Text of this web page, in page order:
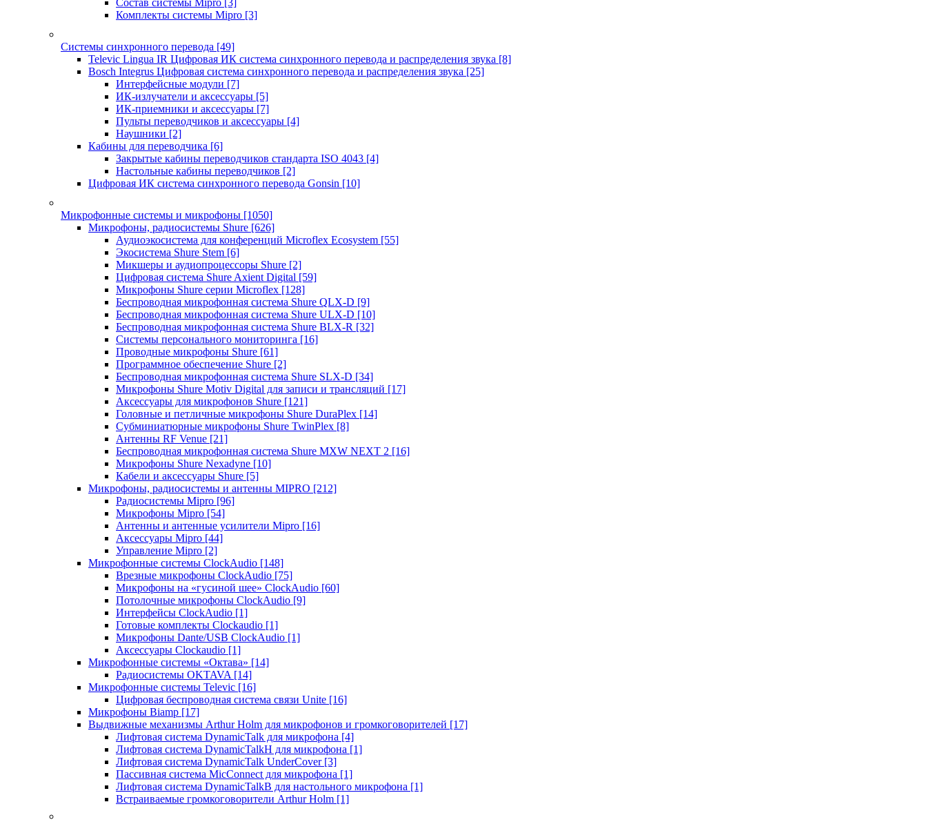
Состав системы Mipro [3]
Комплекты системы Mipro [3]
Системы синхронного перевода [49]
Televic Lingua IR Цифровая ИК система синхронного перевода и распределения звука [8]
Bosch Integrus Цифровая система синхронного перевода и распределения звука [25]
Интерфейсные модули [7]
ИК-излучатели и аксессуары [5]
ИК-приемники и аксессуары [7]
Пульты переводчиков и аксессуары [4]
Наушники [2]
Кабины для переводчика [6]
Закрытые кабины переводчиков стандарта ISO 4043 [4]
Настольные кабины переводчиков [2]
Цифровая ИК система синхронного перевода Gonsin [10]
Микрофонные системы и микрофоны [1050]
Микрофоны, радиосистемы Shure [626]
Аудиоэкосистема для конференций Microflex Ecosystem [55]
Экосистема Shure Stem [6]
Микшеры и аудиопроцессоры Shure [2]
Цифровая система Shure Axient Digital [59]
Микрофоны Shure серии Microflex [128]
Беспроводная микрофонная система Shure QLX-D [9]
Беспроводная микрофонная система Shure ULX-D [10]
Беспроводная микрофонная система Shure BLX-R [32]
Системы персонального мониторинга [16]
Проводные микрофоны Shure [61]
Программное обеспечение Shure [2]
Беспроводная микрофонная система Shure SLX-D [34]
Микрофоны Shure Motiv Digital для записи и трансляций [17]
Аксессуары для микрофонов Shure [121]
Головные и петличные микрофоны Shure DuraPlex [14]
Субминиатюрные микрофоны Shure TwinPlex [8]
Антенны RF Venue [21]
Беспроводная микрофонная система Shure MXW NEXT 2 [16]
Микрофоны Shure Nexadyne [10]
Кабели и аксессуары Shure [5]
Микрофоны, радиосистемы и антенны MIPRO [212]
Радиосистемы Mipro [96]
Микрофоны Mipro [54]
Антенны и антенные усилители Mipro [16]
Аксессуары Mipro [44]
Управление Mipro [2]
Микрофонные системы ClockAudio [148]
Врезные микрофоны ClockAudio [75]
Микрофоны на «гусиной шее» ClockAudio [60]
Потолочные микрофоны ClockAudio [9]
Интерфейсы ClockAudio [1]
Готовые комплекты Clockaudio [1]
Микрофоны Dante/USB ClockAudio [1]
Аксессуары Clockaudio [1]
Микрофонные системы «Октава» [14]
Радиосистемы OKTAVA [14]
Микрофонные системы Televic [16]
Цифровая беспроводная система связи Unite [16]
Микрофоны Biamp [17]
Выдвижные механизмы Arthur Holm для микрофонов и громкоговорителей [17]
Лифтовая система DynamicTalk для микрофона [4]
Лифтовая система DynamicTalkH для микрофона [1]
Лифтовая система DynamicTalk UnderCover [3]
Пассивная система MicConnect для микрофона [1]
Лифтовая система DynamicTalkB для настольного микрофона [1]
Встраиваемые громкоговорители Arthur Holm [1]